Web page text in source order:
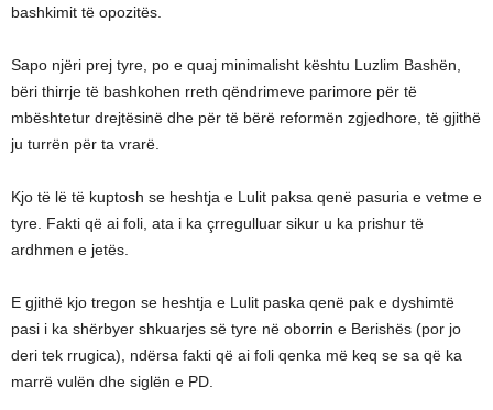
bashkimit të opozitës.
Sapo njëri prej tyre, po e quaj minimalisht kështu Luzlim Bashën,
bëri thirrje të bashkohen rreth qëndrimeve parimore për të
mbështetur drejtësinë dhe për të bërë reformën zgjedhore, të gjithë
ju turrën për ta vrarë.
Kjo të lë të kuptosh se heshtja e Lulit paksa qenë pasuria e vetme e
tyre. Fakti që ai foli, ata i ka çrregulluar sikur u ka prishur të
ardhmen e jetës.
E gjithë kjo tregon se heshtja e Lulit paska qenë pak e dyshimtë
pasi i ka shërbyer shkuarjes së tyre në oborrin e Berishës (por jo
deri tek rrugica), ndërsa fakti që ai foli qenka më keq se sa që ka
marrë vulën dhe siglën e PD.